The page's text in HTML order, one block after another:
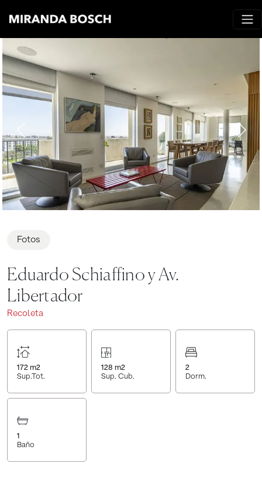
Fotos
Eduardo Schiaffino y Av.
Libertador
Recoleta
172 m2
Sup.Tot.
128 m2
Sup. Cub.
2
Dorm.
1
Baño